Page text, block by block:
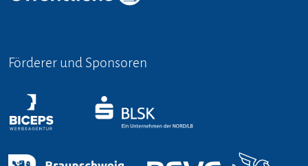
Förderer und Sponsoren